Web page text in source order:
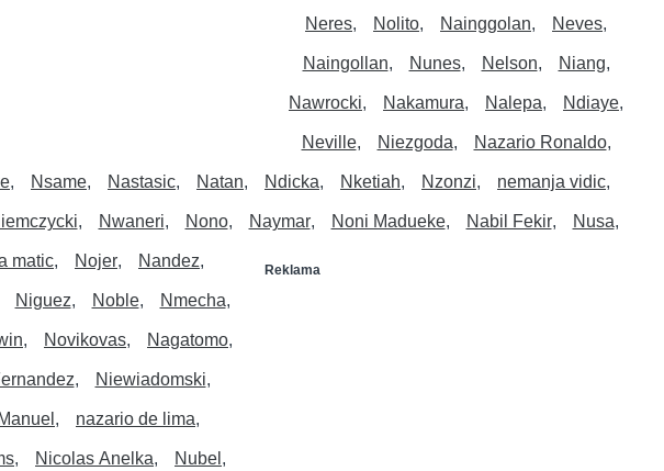
Neres Nolito Nainggolan Neves
Naingollan Nunes Nelson Niang
Nawrocki Nakamura Nalepa Ndiaye
Neville Niezgoda Nazario Ronaldo
Nsame Nastasic Natan Ndicka Nketiah Nzonzi nemanja vidic
Nwaneri Nono Naymar Noni Madueke Nabil Fekir
Reklama
Nusa
matic Nojer Nandez
Niguez Noble Nmecha
Novikovas Nagatomo
Niewiadomski
nazario de lima
Nicolas Anelka Nubel